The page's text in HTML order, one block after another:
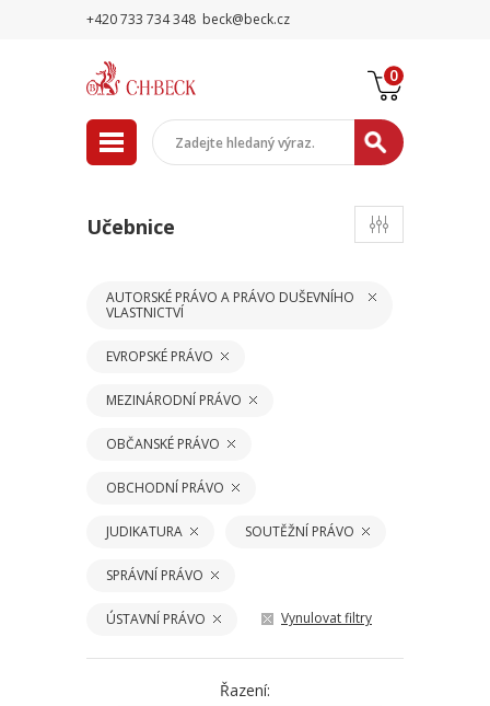
+420 733 734 348 beck@beck.cz
0
Učebnice
AUTORSKÉ PRÁVO A PRÁVO DUŠEVNÍHO
VLASTNICTVÍ
EVROPSKÉ PRÁVO
MEZINÁRODNÍ PRÁVO
OBČANSKÉ PRÁVO
OBCHODNÍ PRÁVO
JUDIKATURA SOUTĚŽNÍ PRÁVO
SPRÁVNÍ PRÁVO
ÚSTAVNÍ PRÁVO Vynulovat filtry
Řazení: